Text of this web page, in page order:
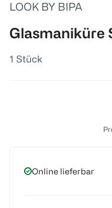
LOOK BY BIPA
Glasmaniküre
1 Stück
Online lieferbar